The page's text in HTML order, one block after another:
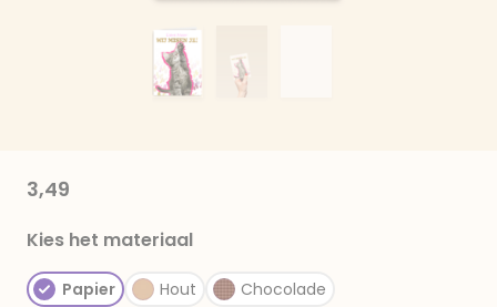
3,49
Kies het materiaal
Papier Hout Chocolade